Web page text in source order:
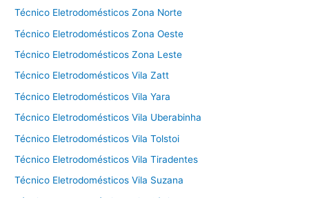
Técnico Eletrodomésticos Zona Norte
Técnico Eletrodomésticos Zona Oeste
Técnico Eletrodomésticos Zona Leste
Técnico Eletrodomésticos Vila Zatt
Técnico Eletrodomésticos Vila Yara
Técnico Eletrodomésticos Vila Uberabinha
Técnico Eletrodomésticos Vila Tolstoi
Técnico Eletrodomésticos Vila Tiradentes
Técnico Eletrodomésticos Vila Suzana